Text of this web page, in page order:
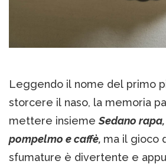
Leggendo il nome del primo
storcere il naso, la memoria
mettere insiemeSedano
pompelmo e caffè, ma il gioco
sfumature è divertente e